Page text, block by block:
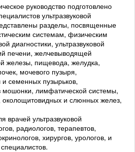
руководство подготовлено
ультразвуковой
разделы, посвященные
системам, физическим
диагностики, ультразвуковой
печени, желчевыводящей
железы, пищевода, желудка,
мочевого пузыря,
семенных пузырьков,
мошонки, лимфатической системы,
и слюнных желез,
врачей ультразвуковой
радиологов, терапевтов,
хирургов, урологов, и